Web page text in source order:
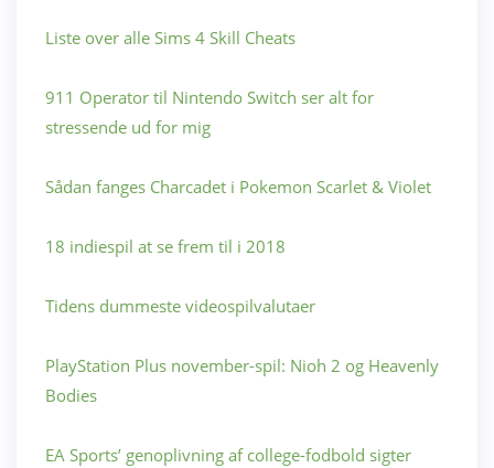
Liste over alle Sims 4 Skill Cheats
911 Operator til Nintendo Switch ser alt for
stressende ud for mig
Sådan fanges Charcadet i Pokemon Scarlet & Violet
18 indiespil at se frem til i 2018
Tidens dummeste videospilvalutaer
PlayStation Plus november-spil: Nioh 2 og Heavenly
Bodies
EA Sports’ genoplivning af college-fodbold sigter